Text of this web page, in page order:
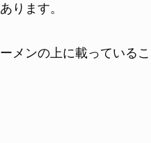
ります。
メンの上に載っている